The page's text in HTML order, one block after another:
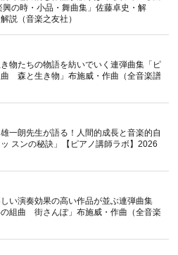
の時・小品・舞曲集」佐藤卓史・解
説（音楽之友社）
物たちの物語を紡いでいく連弾曲集「ピ
森と生き物」布施威・作曲（全音楽譜
雄一朗先生が語る！人間的成長と音楽的自
スンの秘訣」【ピアノ講師ラボ】2026
い演奏効果の高い作品が並ぶ連弾曲集
の組曲 街さんぽ」布施威・作曲（全音楽